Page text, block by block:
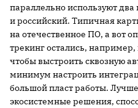
параллельно используют
и российский. Типичная
на отечественное ПО, а вот
трекинг остались,
чтобы выстроить сквозную
минимум настроить
большой пласт работы. Лучше
экосистемные решения,